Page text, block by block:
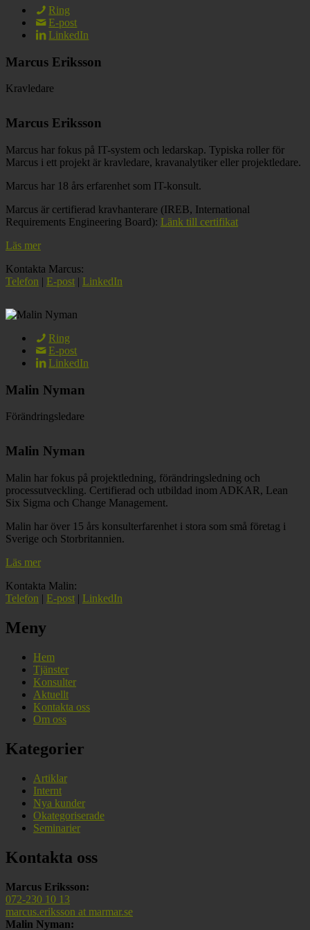
Ring
E-post
LinkedIn
Marcus Eriksson
Kravledare
Marcus Eriksson
Marcus har fokus på IT-system och ledarskap. Typiska roller för
Marcus i ett projekt är kravledare, kravanalytiker eller projektledare.
Marcus har 18 års erfarenhet som IT-konsult.
Marcus är certifierad kravhanterare (IREB, International
Requirements Engineering Board): Länk till certifikat
Läs mer
Kontakta Marcus:
Telefon | E-post | LinkedIn
Ring
E-post
LinkedIn
Malin Nyman
Förändringsledare
Malin Nyman
Malin har fokus på projektledning, förändringsledning och
processutveckling. Certifierad och utbildad inom ADKAR, Lean
Six Sigma och Change Management.
Malin har över 15 års konsulterfarenhet i stora som små företag i
Sverige och Storbritannien.
Läs mer
Kontakta Malin:
Telefon | E-post | LinkedIn
Meny
Hem
Tjänster
Konsulter
Aktuellt
Kontakta oss
Om oss
Kategorier
Artiklar
Internt
Nya kunder
Okategoriserade
Seminarier
Kontakta oss
Marcus Eriksson:
072-230 10 13
marcus.eriksson at marmar.se
Malin Nyman: